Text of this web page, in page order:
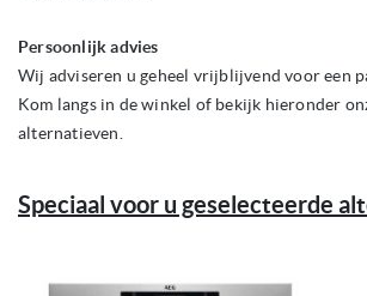
Persoonlijk advies
Wij adviseren u geheel vrijblijvend voor een
Kom langs in de winkel of bekijk hieronder
alternatieven.
Speciaal voor u geselecteerde